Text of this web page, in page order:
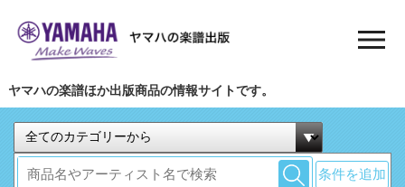
ヤマハの楽譜ほか出版商品の情報サイトです。
条件を追加